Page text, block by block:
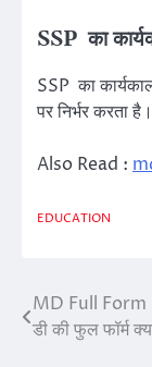
SSP का
SSP का
पर निर्भर करता है।
Also Read :
EDUCATION
Post
navigation
MD Full Form
डी की फुल फॉर्म